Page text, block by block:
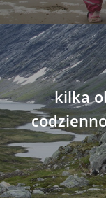
kilka